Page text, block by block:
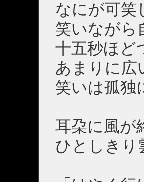
なにが可笑
笑いながら
十五秒ほど
あまりに広
笑いは孤独
耳朶に風が
ひとしきり